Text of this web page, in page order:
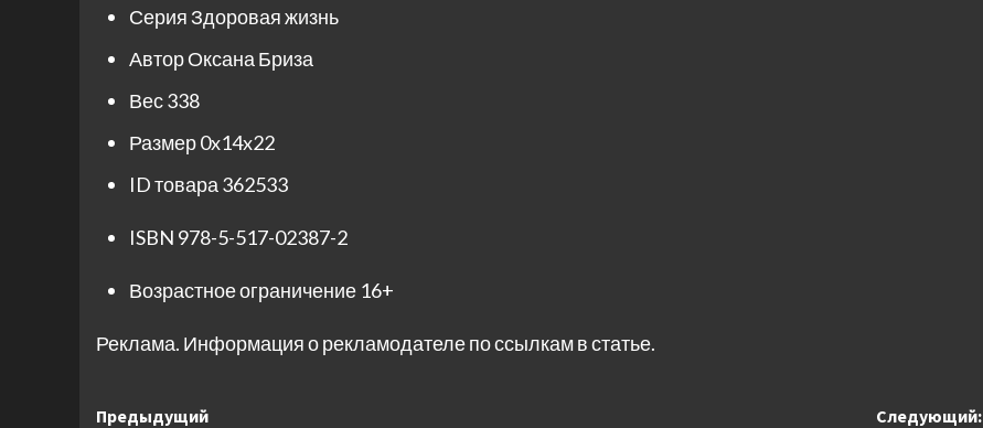
СерияЗдоровая жизнь
АвторОксана Бриза
Вес338
Размер0x14x22
ID товара 362533
ISBN 978-5-517-02387-2
Возрастное ограничение 16+
Реклама. Информация о рекламодателе по ссылкам в статье.
Навигация
Предыдущий
Следующий: